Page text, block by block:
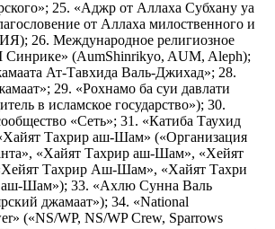
25. «Аджр от Аллаха Субхану уа
от Аллаха милоственного и
26. Международное религиозное
(AumShinrikyo, AUM, Aleph);
Ат-Тавхида Валь-Джихад»; 28.
29. «Рохнамо ба суи давлати
в исламское государство»); 30.
«Сеть»; 31. «Катиба Таухид
Тахрир аш-Шам» («Организация
«Хайят Тахрир аш-Шам», «Хейят
Тахрир Аш-Шам», «Хайят Тахри
Шам»); 33. «Ахлю Сунна Валь
джамаат»); 34. «National
(«NS/WP, NS/WP Crew, Sparrows